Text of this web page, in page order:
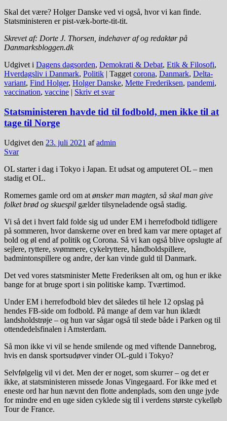
Skal det være? Holger Danske ved vi også, hvor vi kan finde.
Statsministeren er pist-væk-borte-tit-tit.
Skrevet af: Dorte J. Thorsen, indehaver af og redaktør på
Danmarksbloggen.dk
Udgivet i Dagens dagsorden, Demokrati & Debat, Etik & Filosofi,
Hverdagsliv i Danmark, Politik | Tagget corona, Danmark, Delta-
variant, Find Holger, Holger Danske, Mette Frederiksen, pandemi,
vaccination, vaccine | Skriv et svar
Statsministeren havde tid til fodbold, men ikke til at
tage til Norge
Udgivet den 23. juli 2021 afadmin
Svar
OL starter i dag i Tokyo i Japan. Et udsat og amputeret OL – men
stadig et OL.
Romernes gamle ord om at ønsker man magten, så skal man give
folket brød og skuespil gælder tilsyneladende også stadig.
Vi så det i hvert fald folde sig ud under EM i herrefodbold tidligere
på sommeren, hvor danskerne over en bred kam var mere optaget af
bold og øl end af politik og Corona. Så vi kan også blive opslugte af
sejlere, ryttere, svømmere, cykelryttere, håndboldspillere,
badmintonspillere og andre, der kan vinde guld til Danmark.
Det ved vores statsminister Mette Frederiksen alt om, og hun er ikke
bange for at bruge sport i sin politiske kamp. Tværtimod.
Under EM i herrefodbold blev det således til hele 12 opslag på
hendes FB-side om fodbold. På mange af dem var hun iklædt
landsholdstrøje – og hun var sågar også til stede både i Parken og til
ottendedelsfinalen i Amsterdam.
Så mon ikke vi vil se hende smilende og med viftende Dannebrog,
hvis en dansk sportsudøver vinder OL-guld i Tokyo?
Selvfølgelig vil vi det. Men der er noget, som skurrer – og det er
ikke, at statsministeren missede Jonas Vingegaard. For ikke med et
eneste ord har hun nævnt den flotte andenplads, som den unge jyde
for mindre end en uge siden cyklede sig til i verdens største cykelløb
Tour de France.